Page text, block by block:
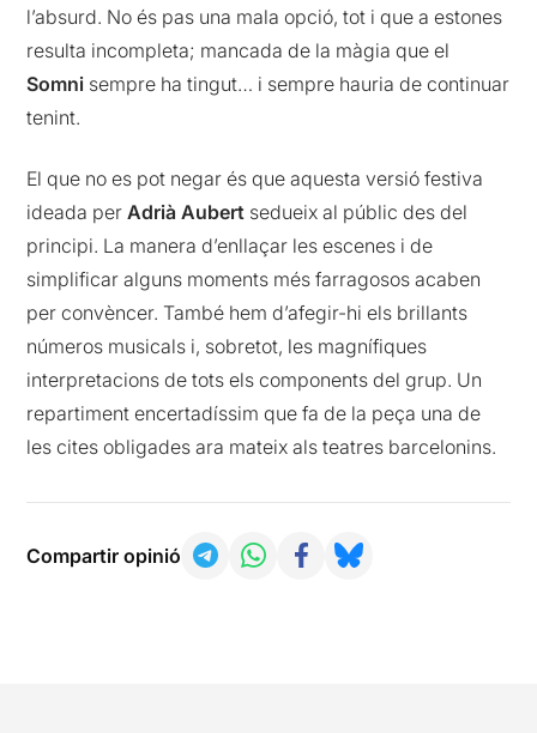
l’absurd. No és pas una mala opció, tot i que a estones
resulta incompleta; mancada de la màgia que el
Somni sempre ha tingut… i sempre hauria de continuar
tenint.
El que no es pot negar és que aquesta versió festiva
ideada perAdrià Aubert sedueix al públic des del
principi. La manera d’enllaçar les escenes i de
simplificar alguns moments més farragosos acaben
per convèncer. També hem d’afegir-hi els brillants
números musicals i, sobretot, les magnífiques
interpretacions de tots els components del grup. Un
repartiment encertadíssim que fa de la peça una de
les cites obligades ara mateix als teatres barcelonins.
Compartir opinió